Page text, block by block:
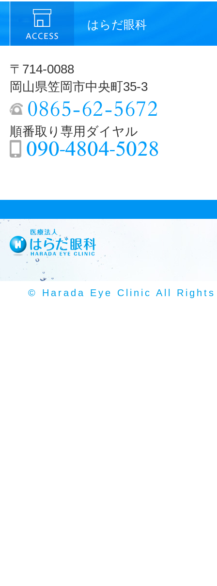
はらだ眼科
〒714-0088
岡山県笠岡市中央町35-3
順番取り専用ダイヤル
© Harada Eye Clinic All